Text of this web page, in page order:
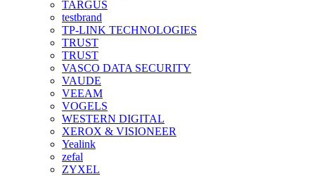
TARGUS
testbrand
TP-LINK TECHNOLOGIES
TRUST
TRUST
VASCO DATA SECURITY
VAUDE
VEEAM
VOGELS
WESTERN DIGITAL
XEROX & VISIONEER
Yealink
zefal
ZYXEL